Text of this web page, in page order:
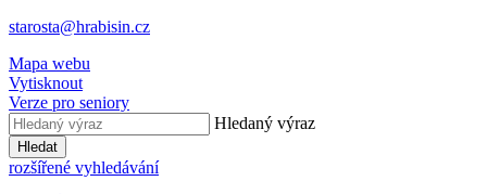
starosta@hrabisin.cz
Mapa webu
Vytisknout
Verze pro seniory
Hledaný výraz
Hledat
rozšířené vyhledávání